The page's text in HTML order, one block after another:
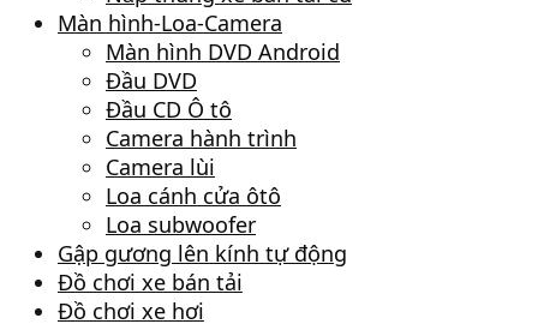
Màn hình-Loa-Camera
Màn hình DVD Android
Đầu DVD
Đầu CD Ô tô
Camera hành trình
Camera lùi
Loa cánh cửa ôtô
Loa subwoofer
Gập gương lên kính tự động
Đồ chơi xe bán tải
Đồ chơi xe hơi